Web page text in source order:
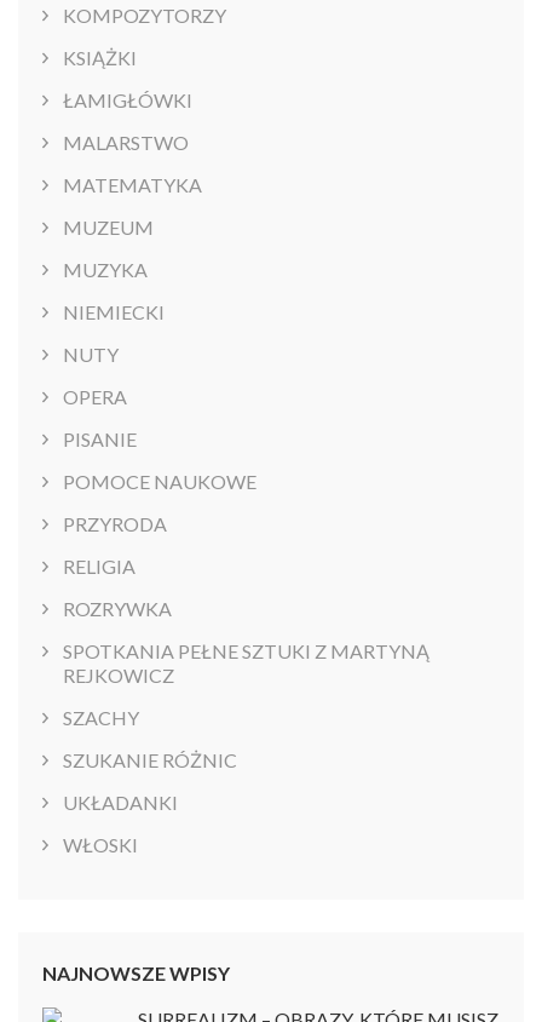
KOMPOZYTORZY
KSIĄŻKI
ŁAMIGŁÓWKI
MALARSTWO
MATEMATYKA
MUZEUM
MUZYKA
NIEMIECKI
NUTY
OPERA
PISANIE
POMOCE NAUKOWE
PRZYRODA
RELIGIA
ROZRYWKA
SPOTKANIA PEŁNE SZTUKI Z MARTYNĄ
REJKOWICZ
SZACHY
SZUKANIE RÓŻNIC
UKŁADANKI
WŁOSKI
NAJNOWSZE WPISY